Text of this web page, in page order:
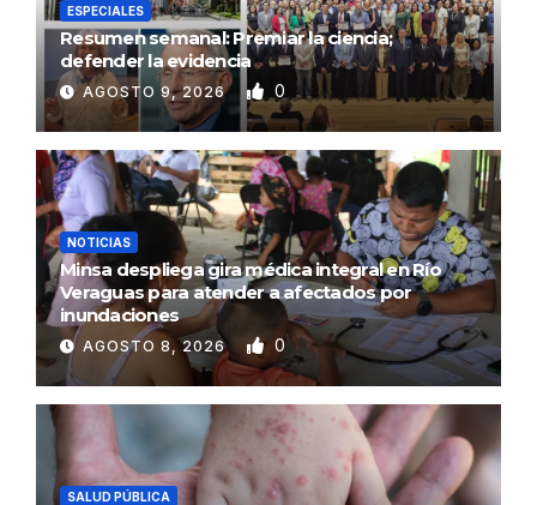
ESPECIALES
Resumen semanal: Premiar la ciencia;
defender la evidencia
AGOSTO 9, 2026 0
NOTICIAS
Minsa despliega gira médica integral en Río
Veraguas para atender a afectados por
inundaciones
AGOSTO 8, 2026 0
SALUD PÚBLICA